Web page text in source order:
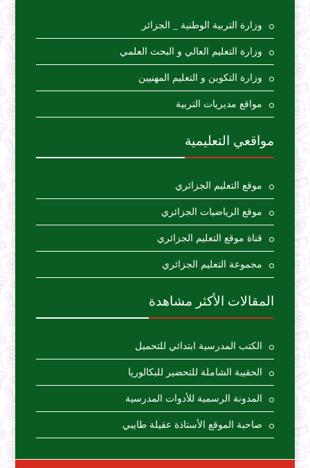
وزارة التربية الوطنية _ الجزائر
وزارة التعليم العالي و البحث العلمي
وزارة التكوين و التعليم المهنيين
مواقع مديريات التربية
مواقعي التعليمية
موقع التعليم الجزائري
موقع الرياضيات الجزائري
قناة موقع التعليم الجزائري
مجموعة التعليم الجزائري
المقالات الأكثر مشاهدة
الكتب المدرسية ابتدائي للتحميل
الحقيبة الشاملة للتحضير للبكالوريا
المدونة الرسمية للأدوات المدرسية
صاحبة الموقع الأستاذة عقيلة طايبي